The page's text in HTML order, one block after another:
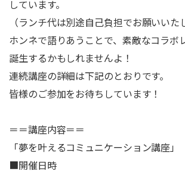
しています。
（ランチ代は別途自己負担でお願いいた
ホンネで語りあうことで、素敵なコラボ
誕生するかもしれませんよ！
連続講座の詳細は下記のとおりです。
皆様のご参加をお待ちしています！
＝＝講座内容＝＝
「夢を叶えるコミュニケーション講座」
■開催日時